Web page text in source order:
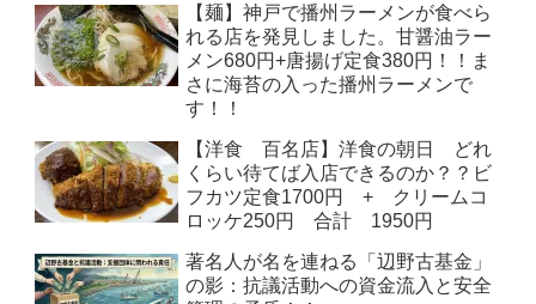
【麺】神戸で播州ラーメンが食べら
れる店を発見しました。甘醤油ラー
メン680円+唐揚げ定食380円！！ま
さに海苔の入った播州ラーメンで
す！！
【洋食 百名店】洋食の朝日 どれ
くらい待てば入店できるのか？？ビ
フカツ定食1700円 + クリームコ
ロッケ250円 合計 1950円
著名人が名を連ねる「辺野古基金」
の影：抗議活動への資金流入と安全